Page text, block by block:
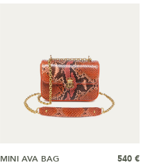
MINI AVA BAG
540 €